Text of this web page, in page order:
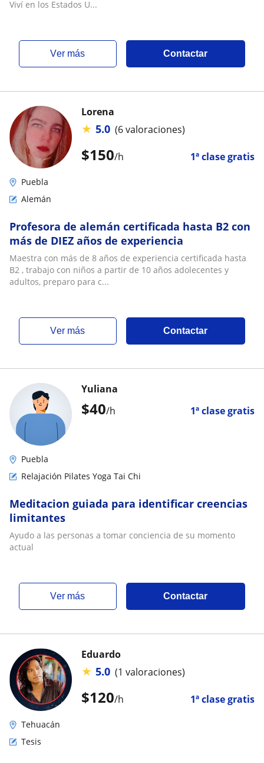
Viví en los Estados U...
ver más Contactar
$150/h 1ª clase gratis
Lorena
★ 5.0 (6 valoraciones)
Puebla
Alemán
Profesora de alemán certificada hasta B2 con
más de DIEZ años de experiencia
Maestra con más de 8 años de experiencia certificada hasta
B2 , trabajo con niños a partir de 10 años adolecentes y
adultos, preparo para c...
ver más Contactar
$40/h 1ª clase gratis
Yuliana
Puebla
Relajación Pilates Yoga Tai Chi
Meditacion guiada para identificar creencias
limitantes
Ayudo a las personas a tomar conciencia de su momento
actual
ver más Contactar
$120/h 1ª clase gratis
Eduardo
★ 5.0 (1 valoraciones)
Tehuacán
Tesis